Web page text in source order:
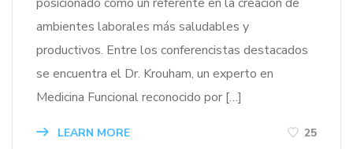
ambientes laborales más saludables y
productivos. Entre los conferencistas destacados
se encuentra el Dr. Krouham, un experto en
Medicina Funcional reconocido por […]
LEARN MORE 25